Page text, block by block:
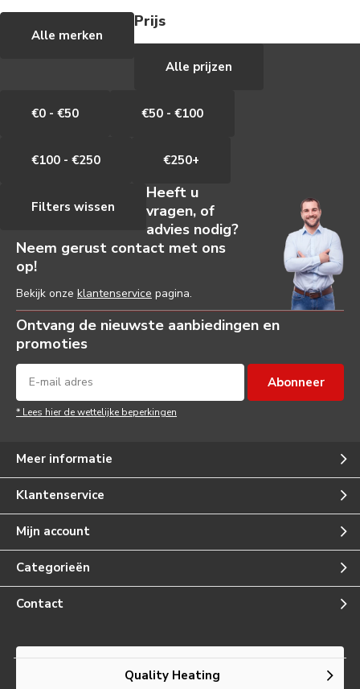
Alle merken
Prijs
Alle prijzen
€0 - €50 €50 - €100
€100 - €250 €250+
Filters wissen
Heeft u
vragen, of
advies nodig?
Neem gerust contact met ons
op!
Bekijk onze klantenservice pagina.
Ontvang de nieuwste aanbiedingen en
promoties
Abonneer
* Lees hier de wettelijke beperkingen
Meer informatie
Klantenservice
Mijn account
Categorieën
Contact
Quality Heating